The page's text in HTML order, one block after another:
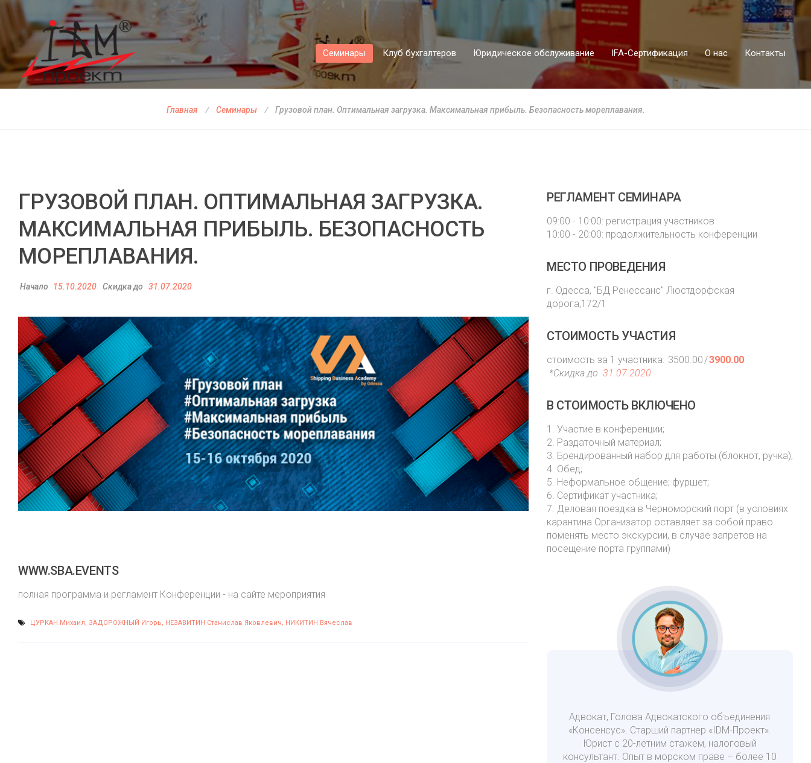
Семинары Клуб бухгалтеров Юридическое обслуживание IFA-Сертификация О нас Контакты
Главная Семинары Грузовой план. Оптимальная загрузка. Максимальная прибыль. Безопасность мореплавания.
ГРУЗОВОЙ ПЛАН. ОПТИМАЛЬНАЯ ЗАГРУЗКА.
МАКСИМАЛЬНАЯ ПРИБЫЛЬ. БЕЗОПАСНОСТЬ
МОРЕПЛАВАНИЯ.
Начало 15.10.2020 Скидка до 31.07.2020
WWW.SBA.EVENTS
полная программа и регламент Конференции - на сайте мероприятия
ЦУРКАН Михаил ЗАДОРОЖНЫЙ Игорь НЕЗАВИТИН Станислав Яковлевич НИКИТИН Вячеслав
РЕГЛАМЕНТ СЕМИНАРА
09:00 - 10:00: регистрация участников
10:00 - 20:00: продолжительность конференции
МЕСТО ПРОВЕДЕНИЯ
г. Одесса, "БД Ренессанс" Люстдорфская
дорога,172/1
СТОИМОСТЬ УЧАСТИЯ
стоимость за 1 участника: 3500.00/3900.00
*Скидка до 31.07.2020
В СТОИМОСТЬ ВКЛЮЧЕНО
1. Участие в конференции;
2. Раздаточный материал;
3. Брендированный набор для работы (блокнот, ручка);
4. Обед;
5. Неформальное общение; фуршет;
6. Сертификат участника;
7. Деловая поездка в Черноморский порт (в условиях
карантина Организатор оставляет за собой право
поменять место экскурсии, в случае запретов на
посещение порта группами)
Адвокат, Голова Адвокатского объединения
«Консенсус». Старший партнер «IDM-Проект».
Юрист с 20-летним стажем, налоговый
консультант. Опыт в морском праве – более 10